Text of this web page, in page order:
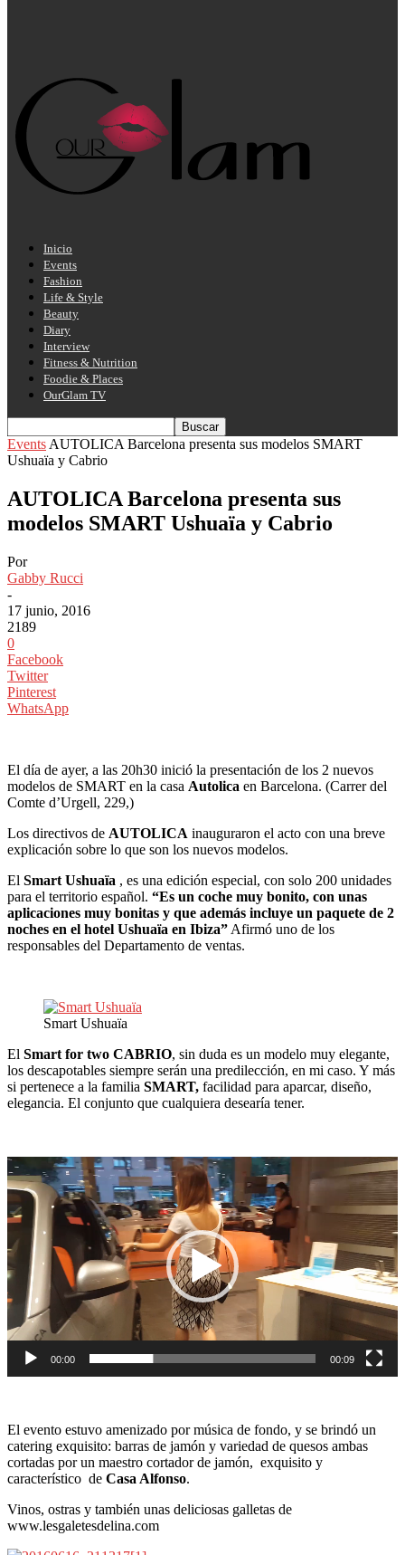
Inicio
Events
Fashion
Life & Style
Beauty
Diary
Interview
Fitness & Nutrition
Foodie & Places
OurGlam TV
Events AUTOLICA Barcelona presenta sus modelos SMART
Ushuaïa y Cabrio
AUTOLICA Barcelona presenta sus
modelos SMART Ushuaïa y Cabrio
Por
Gabby Rucci
-
17 junio, 2016
2189
0
Facebook
Twitter
Pinterest
WhatsApp
El día de ayer, a las 20h30 inició la presentación de los 2 nuevos
modelos de SMART en la casa Autolica en Barcelona. (Carrer del
Comte d’Urgell, 229,)
Los directivos de AUTOLICA inauguraron el acto con una breve
explicación sobre lo que son los nuevos modelos.
El Smart Ushuaïa , es una edición especial, con solo 200 unidades
para el territorio español. “Es un coche muy bonito, con unas
aplicaciones muy bonitas y que además incluye un paquete de 2
noches en el hotel Ushuaïa en Ibiza” Afirmó uno de los
responsables del Departamento de ventas.
Smart Ushuaïa
El Smart for two CABRIO, sin duda es un modelo muy elegante,
los descapotables siempre serán una predilección, en mi caso. Y más
si pertenece a la familia SMART, facilidad para aparcar, diseño,
elegancia. El conjunto que cualquiera desearía tener.
Reproductor
de
vídeo
00:00 00:09
El evento estuvo amenizado por música de fondo, y se brindó un
catering exquisito: barras de jamón y variedad de quesos ambas
cortadas por un maestro cortador de jamón, exquisito y
característico de Casa Alfonso.
Vinos, ostras y también unas deliciosas galletas de
www.lesgaletesdelina.com